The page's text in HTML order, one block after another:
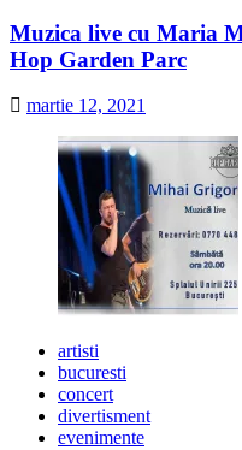
Muzica live cu Maria
Hop Garden Parc
martie 12, 2021
artisti
bucuresti
concert
divertisment
evenimente